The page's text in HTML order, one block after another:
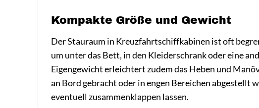
Kompakte Größe und Gewicht
Der Stauraum in Kreuzfahrtschiffkabinen ist oft
um unter das Bett, in den Kleiderschrank oder eine
Eigengewicht erleichtert zudem das Heben und
an Bord gebracht oder in engen Bereichen abgestellt
eventuell zusammenklappen lassen.